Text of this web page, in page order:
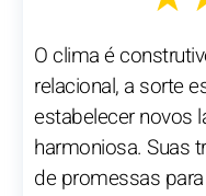
O clima é
relacional, a sorte
estabelecer novos
harmoniosa. Suas
de promessas